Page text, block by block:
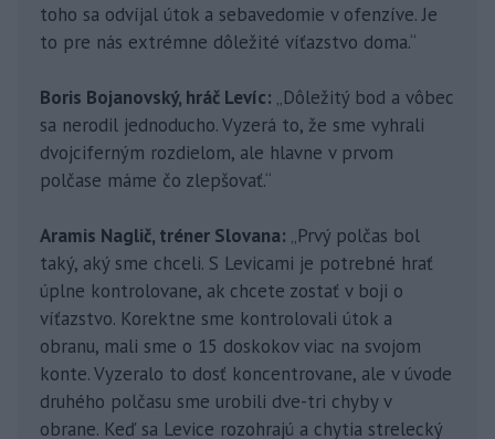
toho sa odvíjal útok a sebavedomie v ofenzíve. Je
to pre nás extrémne dôležité víťazstvo doma.“
Boris Bojanovský, hráč Levíc: „Dôležitý bod a vôbec
sa nerodil jednoducho. Vyzerá to, že sme vyhrali
dvojciferným rozdielom, ale hlavne v prvom
polčase máme čo zlepšovať.“
Aramis Naglič, tréner Slovana: „Prvý polčas bol
taký, aký sme chceli. S Levicami je potrebné hrať
úplne kontrolovane, ak chcete zostať v boji o
víťazstvo. Korektne sme kontrolovali útok a
obranu, mali sme o 15 doskokov viac na svojom
konte. Vyzeralo to dosť koncentrovane, ale v úvode
druhého polčasu sme urobili dve-tri chyby v
obrane. Keď sa Levice rozohrajú a chytia strelecký